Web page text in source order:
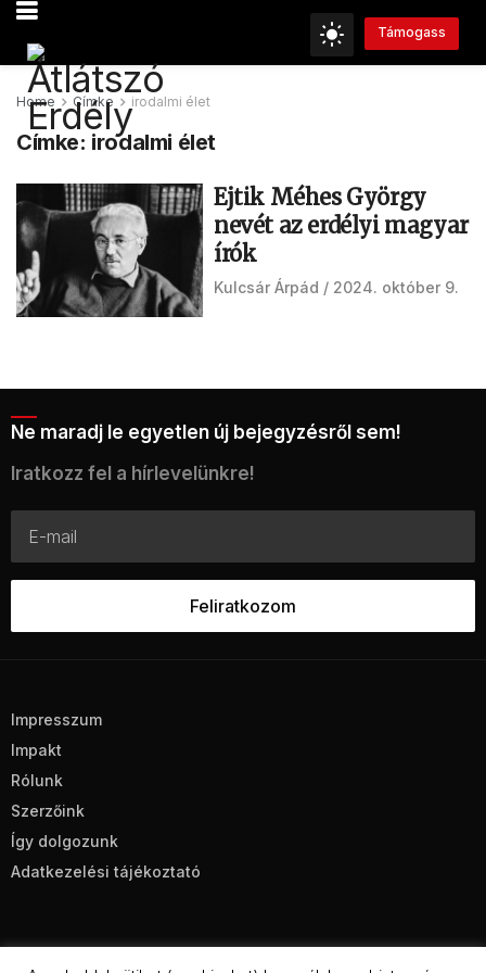
Támogass
Home Címke irodalmi élet
Címke: irodalmi élet
Ejtik Méhes György
nevét az erdélyi magyar
írók
Kulcsár Árpád 2024. október 9.
Ne maradj le egyetlen új bejegyzésről sem!
Iratkozz fel a hírlevelünkre!
Impresszum
Impakt
Rólunk
Szerzőink
Így dolgozunk
Adatkezelési tájékoztató